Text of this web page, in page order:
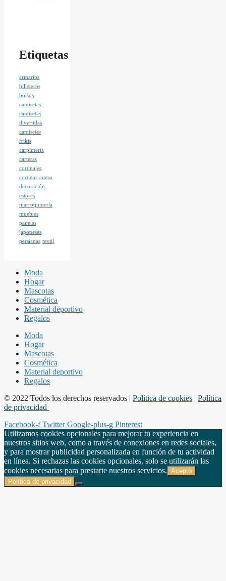
Etiquetas
armarios
billeteros
bolsos
camisetas
camisetas
divertidas
camisetas
frikis
carpintería
carteras
cortinajes
cortinas cuero
decoración
estores
marroquinería
muebles
paneles
japoneses
persianas textil
Moda
Hogar
Mascotas
Cosmética
Material deportivo
Regalos
Moda
Hogar
Mascotas
Cosmética
Material deportivo
Regalos
© 2022 Todos los derechos reservados | Política de cookies | Política
de privacidad
Facebook-f Twitter Google-plus-g Pinterest
Utilizamos cookies opcionales para mejorar tu experiencia en
nuestros sitios web, como a través de conexiones en redes sociales,
y para mostrar publicidad personalizada en función de tu actividad
en línea. Si rechazas las cookies opcionales, solo se utilizarán las
cookies necesarias para prestarte nuestros servicios. Acepto
Política de privacidad